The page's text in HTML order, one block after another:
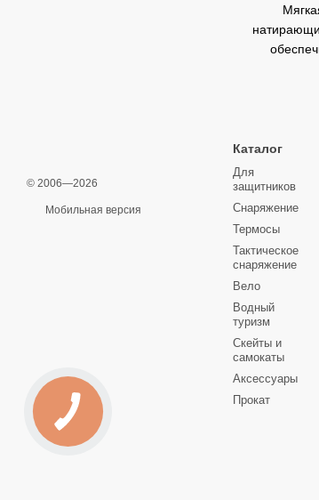
© 2006—2026
Мобильная версия
Каталог
Для
защитников
Снаряжение
Термосы
Тактическое
снаряжение
Вело
Водный
туризм
Скейты и
самокаты
Аксессуары
Прокат